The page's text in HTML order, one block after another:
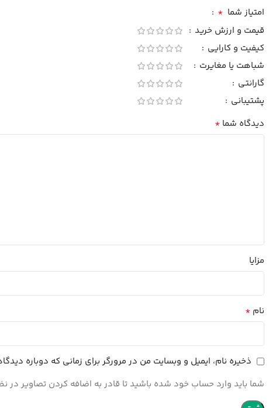
امتیاز شما *
قیمت و ارزش خرید
کیفیت و کارایی
شباهت یا مغایرت
گارانتی
پشتیبانی
دیدگاه شما *
مزایا
نام *
ذخیره نام، ایمیل و وبسایت من در مرورگر برای زمانی که دوباره
شما باید وارد حساب خود شده باشید تا قادر به اضافه کردن تصاویر در